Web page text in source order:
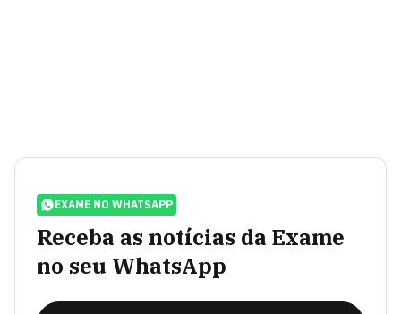
EXAME NO WHATSAPP
Receba as notícias da Exame
no seu WhatsApp